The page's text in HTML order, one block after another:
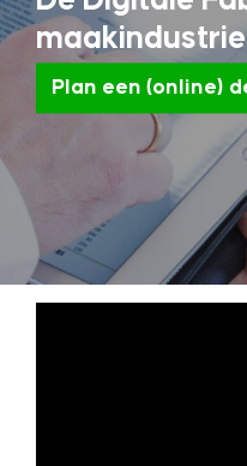
maakindustrie
Plan een (online)